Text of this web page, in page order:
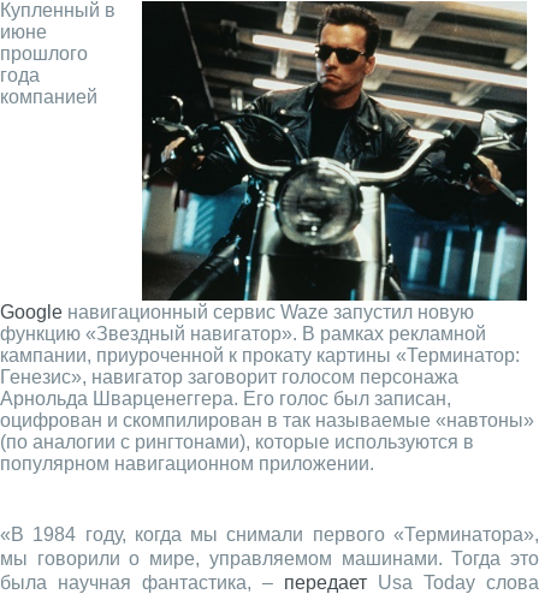
Купленный в
июне
прошлого
года
компанией
Google навигационный сервис Waze запустил новую
функцию «Звездный навигатор». В рамках рекламной
кампании, приуроченной к прокату картины «Терминатор:
Генезис», навигатор заговорит голосом персонажа
Арнольда Шварценеггера. Его голос был записан,
оцифрован и скомпилирован в так называемые «навтоны»
(по аналогии с рингтонами), которые используются в
популярном навигационном приложении.
«В 1984 году, когда мы снимали первого «Терминатора»,
мы говорили о мире, управляемом машинами. Тогда это
была научная фантастика, – передает Usa Today слова